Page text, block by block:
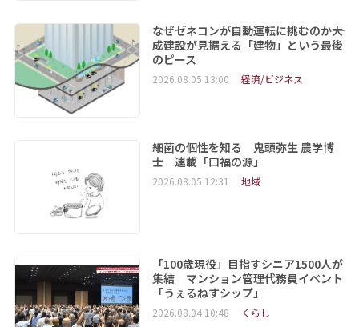
なぜゼネコンが自動運転に挑むのか――大
成建設が見据える「建物」という最後
のピース
2026.08.05 13:00 経済/ビジネス
細菌の個性を知る 鬼頭弥生 農学博
士 連載「口福の源」
2026.08.05 12:31 地域
「100歳現役」目指すシニア1500人が
集結 マンション管理代務員イベント
「うぇるねすシップ」
2026.08.04 10:48 くらし